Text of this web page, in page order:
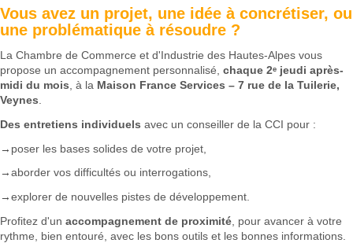
Vous avez un projet, une idée à concrétiser, ou
une problématique à résoudre ?
La Chambre de Commerce et d'Industrie des Hautes-Alpes vous
propose un accompagnement personnalisé, chaque 2ᵉ jeudi après-
midi du mois, à la Maison France Services – 7 rue de la Tuilerie,
Veynes.
Des entretiens individuels avec un conseiller de la CCI pour :
→ poser les bases solides de votre projet,
→aborder vos difficultés ou interrogations,
→explorer de nouvelles pistes de développement.
Profitez d'un accompagnement de proximité , pour avancer à votre
rythme, bien entouré, avec les bons outils et les bonnes informations.